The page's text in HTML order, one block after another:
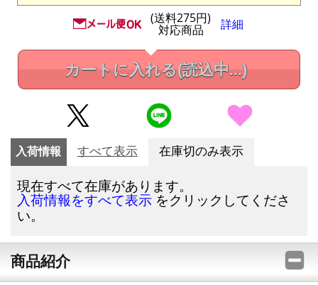
(送料275円)
対応商品 詳細
カートに入れる(読込中...)
入荷情報 すべて表示 在庫切のみ表示
現在すべて在庫があります。
入荷情報をすべて表示 をクリックしてくださ
い。
商品紹介